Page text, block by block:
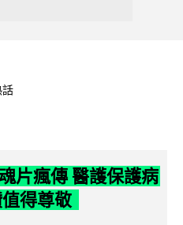
片瘋傳 醫護保護病
得尊敬